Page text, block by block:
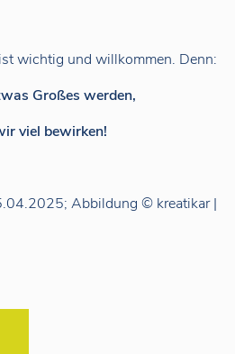
wichtig und willkommen. Denn:
Großes werden,
viel bewirken!
Abbildung © kreatikar |